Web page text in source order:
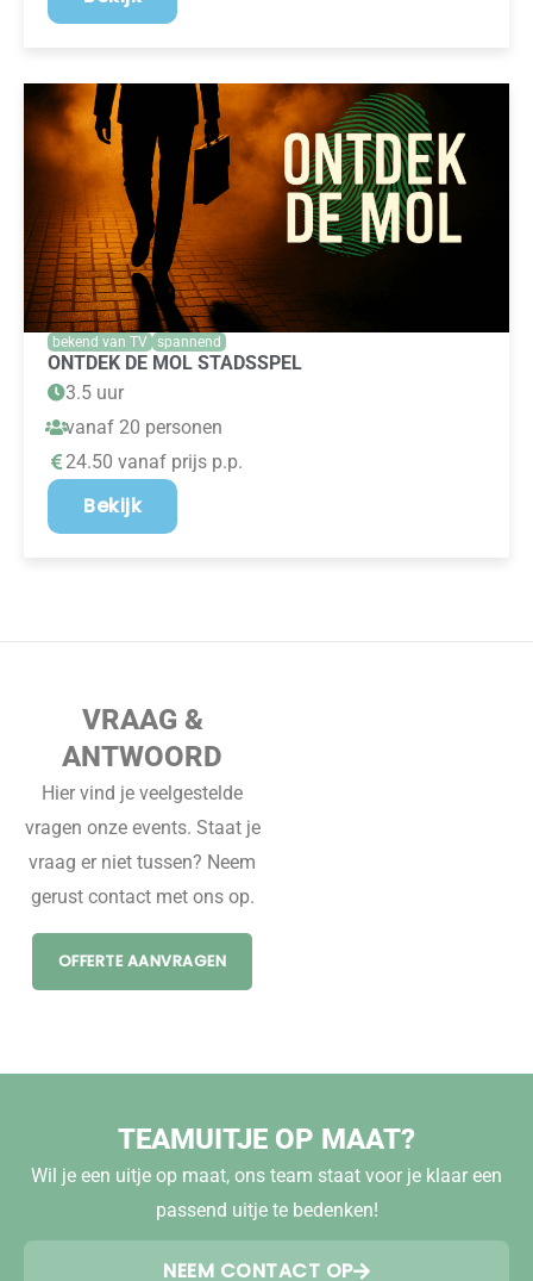
bekend van TV spannend
ONTDEK DE MOL STADSSPEL
3.5 uur
vanaf 20 personen
24.50 vanaf prijs p.p.
Bekijk
VRAAG &
ANTWOORD
Hier vind je veelgestelde
vragen onze events. Staat je
vraag er niet tussen? Neem
gerust contact met ons op.
OFFERTE AANVRAGEN
TEAMUITJE OP MAAT?
Wil je een uitje op maat, ons team staat voor je klaar een
passend uitje te bedenken!
NEEM CONTACT OP